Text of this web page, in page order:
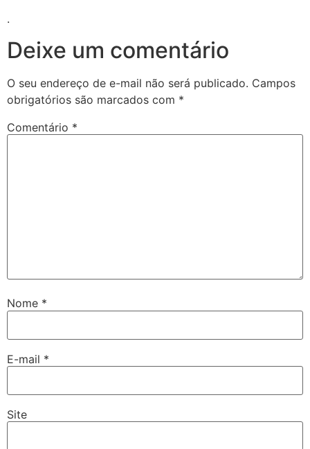
.
Deixe um comentário
O seu endereço de e-mail não será publicado. Campos
obrigatórios são marcados com *
Comentário *
Nome *
E-mail *
Site